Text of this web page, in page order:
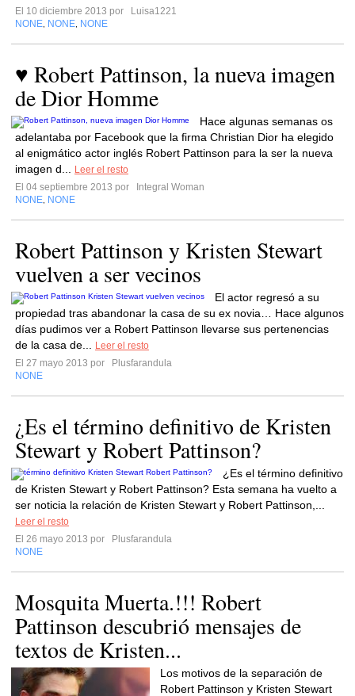
El 10 diciembre 2013 por
Luisa1221
NONE NONE NONE
♥ Robert Pattinson, la nueva imagen
de Dior Homme
Hace algunas semanas os
adelantaba por Facebook que la firma Christian Dior ha elegido
al enigmático actor inglés Robert Pattinson para la ser la nueva
imagen d...
Leer el resto
El 04 septiembre 2013 por
Integral Woman
NONE NONE
Robert Pattinson y Kristen Stewart
vuelven a ser vecinos
El actor regresó a su
propiedad tras abandonar la casa de su ex novia… Hace algunos
días pudimos ver a Robert Pattinson llevarse sus pertenencias
de la casa de...
Leer el resto
El 27 mayo 2013 por
Plusfarandula
NONE
¿Es el término definitivo de Kristen
Stewart y Robert Pattinson?
¿Es el término definitivo
de Kristen Stewart y Robert Pattinson? Esta semana ha vuelto a
ser noticia la relación de Kristen Stewart y Robert Pattinson,...
Leer el resto
El 26 mayo 2013 por
Plusfarandula
NONE
Mosquita Muerta.!!! Robert
Pattinson descubrió mensajes de
textos de Kristen...
Los motivos de la separación de
Robert Pattinson y Kristen Stewart